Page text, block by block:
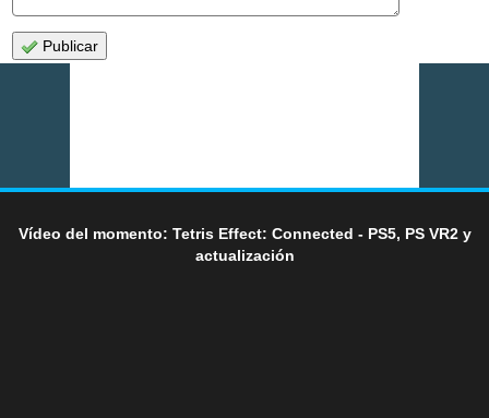
Publicar
Vídeo del momento: Tetris Effect: Connected - PS5, PS VR2 y
actualización